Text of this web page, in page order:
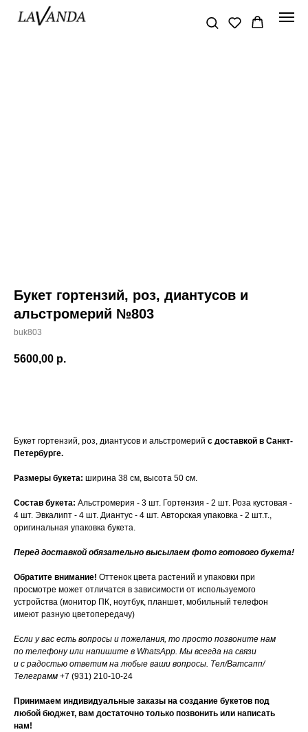
Букет гортензий, роз, диантусов и
альстромерий №803
buk803
5600,00 р.
Букет гортензий, роз, диантусов и альстромерий с доставкой в Санкт-
Петербурге.
Размеры букета: ширина 38 см, высота 50 см.
Состав букета: Альстромерия - 3 шт. Гортензия - 2 шт. Роза кустовая -
4 шт. Эвкалипт - 4 шт. Диантус - 4 шт. Авторская упаковка - 2 шт.т.,
оригинальная упаковка букета.
Перед доставкой обязательно высылаем фото готового букета!
Обратите внимание! Оттенок цвета растений и упаковки при
просмотре может отличатся в зависимости от используемого
устройства (монитор ПК, ноутбук, планшет, мобильный телефон
имеют разную цветопередачу)
Если у вас есть вопросы и пожелания, то просто позвоните нам
по телефону или напишите в WhatsApp. Мы всегда на связи
и с радостью ответим на любые ваши вопросы. Тел/Ватсапп/
Телеграмм +7 (931) 210-10-24
Принимаем индивидуальные заказы на создание букетов под
любой бюджет, вам достаточно только позвонить или написать
нам!